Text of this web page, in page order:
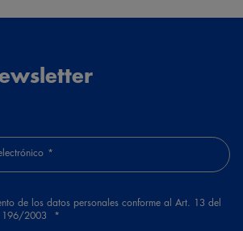
de los datos personales conforme al Art. 13 del
196/2003